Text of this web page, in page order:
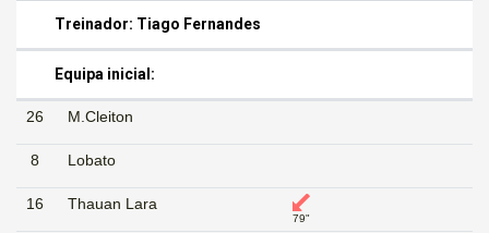
Treinador: Tiago Fernandes
Equipa inicial:
26 M.Cleiton
8 Lobato
16 Thauan Lara
79"